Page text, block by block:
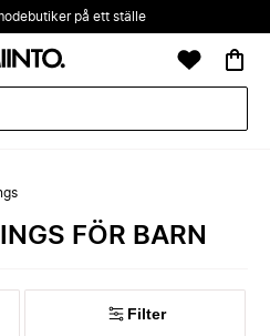
på ett ställe
FÖR BARN
Filter